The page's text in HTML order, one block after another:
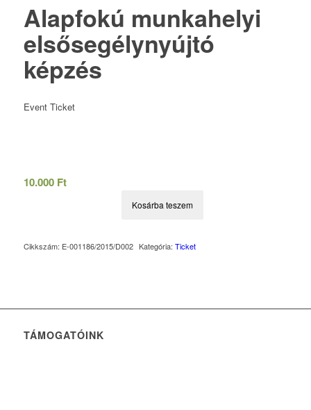
Alapfokú munkahelyi
elsősegélynyújtó
képzés
Event Ticket
10.000 Ft
Kosárba teszem
Cikkszám: E-001186/2015/D002 Kategória: Ticket
TÁMOGATÓINK